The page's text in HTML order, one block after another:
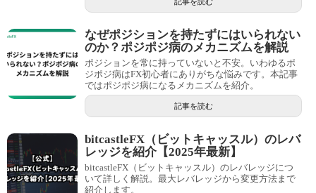
なぜポジションを持たずにはいられない
のか？ポジポジ病のメカニズムを解説
ポジションを常に持っていないと不安。いわゆるポ
ジポジ病はFX初心者にありがちな悩みです。本記事
ではポジポジ病になるメカニズムを紹介。
記事を読む
bitcastleFX（ビットキャッスル）のレバ
レッジを紹介【2025年最新】
bitcastleFX（ビットキャッスル）のレバレッジにつ
いて詳しく解説。最大レバレッジから変更方法まで
紹介します。